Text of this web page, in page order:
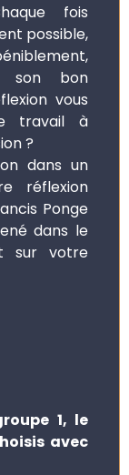
fois
possible,
son bon
vous
travail à
?
dans un
réflexion
Ponge
dans le
sur votre
1, le
avec